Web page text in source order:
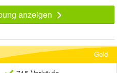
anzeigen
Gold